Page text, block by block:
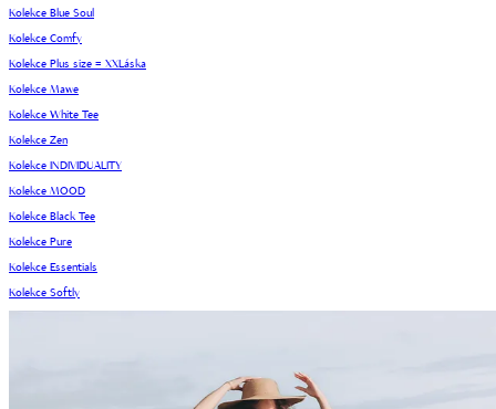
Kolekce Blue Soul
Kolekce Comfy
Kolekce Plus size = XXLáska
Kolekce Mawe
Kolekce White Tee
Kolekce Zen
Kolekce INDIVIDUALITY
Kolekce MOOD
Kolekce Black Tee
Kolekce Pure
Kolekce Essentials
Kolekce Softly